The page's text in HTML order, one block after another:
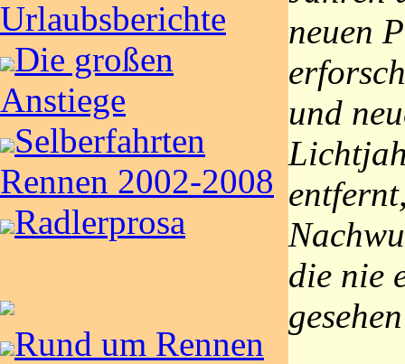
Urlaubsberichte
Die großen
Anstiege
Selberfahrten
Rennen 2002-2008
Radlerprosa
Rund um Rennen
neuen
und
die nie